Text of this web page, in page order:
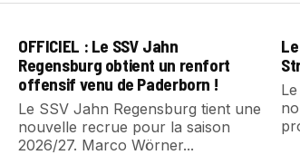
OFFICIEL : Le SSV Jahn
Regensburg obtient un renfort
offensif venu de Paderborn !
Le SSV Jahn Regensburg tient une
nouvelle recrue pour la saison
2026/27. Marco Wörner...